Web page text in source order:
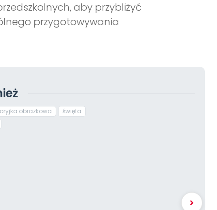
aby przybliżyć
przygotowywania
obrazkowa
święta